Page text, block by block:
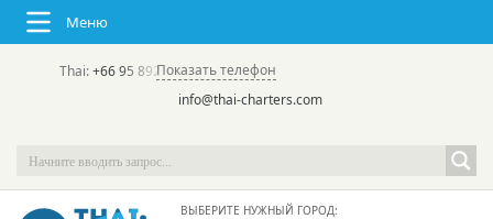
Меню
Thai:+66 95 892 7646(rus/eng) | в России:
Показать телефон
info@thai-charters.com
ВЫБЕРИТЕ НУЖНЫЙ ГОРОД: